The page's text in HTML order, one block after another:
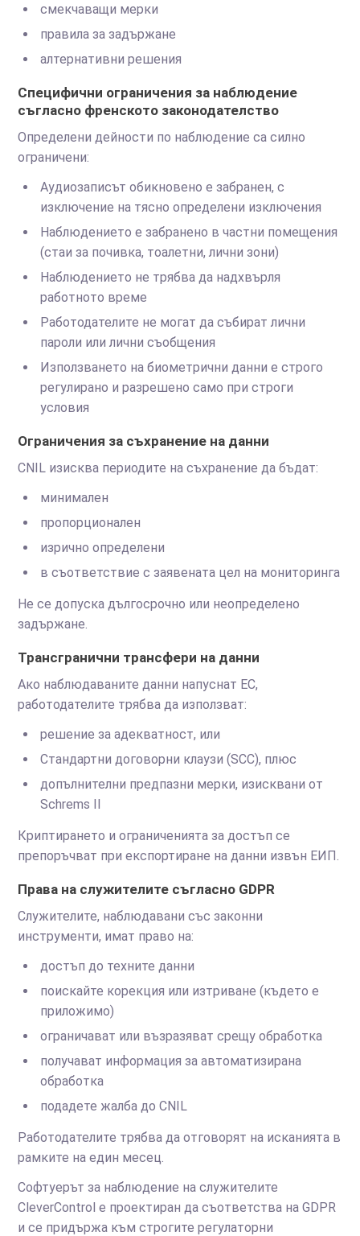
смекчаващи мерки
правила за задържане
алтернативни решения
Специфични ограничения за наблюдение
съгласно френското законодателство
Определени дейности по наблюдение са силно
ограничени:
Аудиозаписът обикновено е забранен, с
изключение на тясно определени изключения
Наблюдението е забранено в частни помещения
(стаи за почивка, тоалетни, лични зони)
Наблюдението не трябва да надхвърля
работното време
Работодателите не могат да събират лични
пароли или лични съобщения
Използването на биометрични данни е строго
регулирано и разрешено само при строги
условия
Ограничения за съхранение на данни
CNIL изисква периодите на съхранение да бъдат:
минимален
пропорционален
изрично определени
в съответствие с заявената цел на мониторинга
Не се допуска дългосрочно или неопределено
задържане.
Трансгранични трансфери на данни
Ако наблюдаваните данни напуснат ЕС,
работодателите трябва да използват:
решение за адекватност, или
Стандартни договорни клаузи (SCC), плюс
допълнителни предпазни мерки, изисквани от
Schrems II
Криптирането и ограниченията за достъп се
препоръчват при експортиране на данни извън ЕИП.
Права на служителите съгласно GDPR
Служителите, наблюдавани със законни
инструменти, имат право на:
достъп до техните данни
поискайте корекция или изтриване (където е
приложимо)
ограничават или възразяват срещу обработка
получават информация за автоматизирана
обработка
подадете жалба до CNIL
Работодателите трябва да отговорят на исканията в
рамките на един месец.
Софтуерът за наблюдение на служителите
CleverControl е проектиран да съответства на GDPR
и се придържа към строгите регулаторни